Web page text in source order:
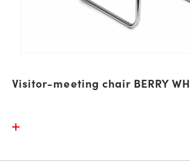
Visitor-meeting chair BERRY WH